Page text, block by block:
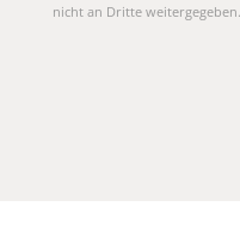
nicht an Dritte weitergegeben.